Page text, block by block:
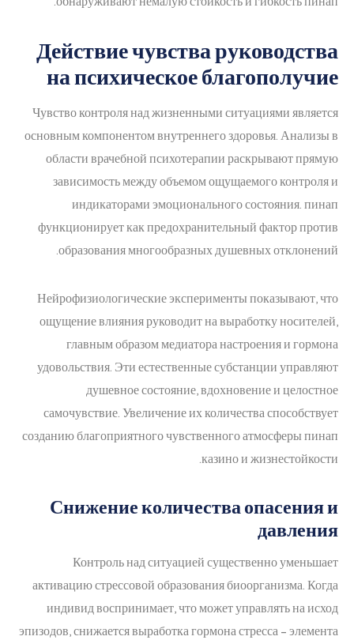
Действие чувства руководства
на психическое благополучие
Чувство контроля над жизненными ситуациями является
основным компонентом внутреннего здоровья. Анализы в
области врачебной психотерапии раскрывают прямую
зависимость между объемом ощущаемого контроля и
индикаторами эмоционального состояния. пинап
функционирует как предохранительный фактор против
образования многообразных душевных отклонений.
Нейрофизиологические эксперименты показывают, что
ощущение влияния руководит на выработку носителей,
главным образом медиатора настроения и гормона
удовольствия. Эти естественные субстанции управляют
душевное состояние, вдохновение и целостное
самочувствие. Увеличение их количества способствует
созданию благоприятного чувственного атмосферы пинап
казино и жизнестойкости.
Снижение количества опасения и
давления
Контроль над ситуацией существенно уменьшает
активацию стрессовой образования биоорганизма. Когда
индивид воспринимает, что может управлять на исход
эпизодов, снижается выработка гормона стресса – элемента